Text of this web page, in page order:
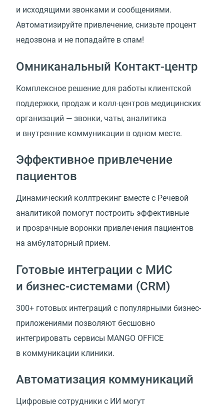
и исходящими звонками и сообщениями.
Автоматизируйте привлечение, снизьте процент
недозвона и не попадайте в спам!
Омниканальный Контакт-центр
Комплексное решение для работы клиентской
поддержки, продаж и колл-центров медицинских
организаций — звонки, чаты, аналитика
и внутренние коммуникации в одном месте.
Эффективное привлечение
пациентов
Динамический коллтрекинг вместе с Речевой
аналитикой помогут построить эффективные
и прозрачные воронки привлечения пациентов
на амбулаторный прием.
Готовые интеграции с МИС
и бизнес-системами (CRM)
300+ готовых интеграций с популярными бизнес-
приложениями позволяют бесшовно
интегрировать сервисы MANGO OFFICE
в коммуникации клиники.
Автоматизация коммуникаций
Цифровые сотрудники с ИИ могут